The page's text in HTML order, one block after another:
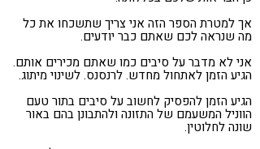
אך למטרת הספר הזה אני צריך שתשכחו את כל
מה שנראה לכם שאתם כבר יודעים.
אני לא מדבר על סיבים כמו שאתם מכירים אותם.
הגיע הזמן לאתחול מחדש. לרנסנס. לשינוי מיתוג.
הגיע הזמן להפסיק לחשוב על סיבים בתור טעם
הווניל המשעמם של התזונה ולהתבונן בהם באור
שונה לחלוטין.